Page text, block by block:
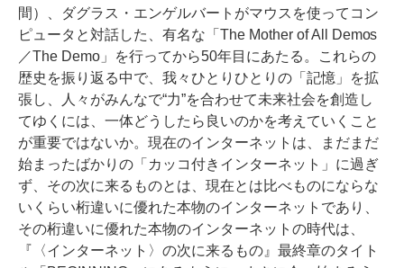
間）、ダグラス・エンゲルバートがマウスを使ってコン
ピュータと対話した、有名な「The Mother of All Demos
／The Demo」を行ってから50年目にあたる。これらの
歴史を振り返る中で、我々ひとりひとりの「記憶」を拡
張し、人々がみんなで“力”を合わせて未来社会を創造し
てゆくには、一体どうしたら良いのかを考えていくこと
が重要ではないか。現在のインターネットは、まだまだ
始まったばかりの「カッコ付きインターネット」に過ぎ
ず、その次に来るものとは、現在とは比べものにならな
いくらい桁違いに優れた本物のインターネットであり、
その桁違いに優れた本物のインターネットの時代は、
『〈インターネット〉の次に来るもの』最終章のタイト